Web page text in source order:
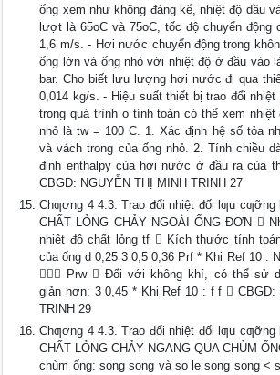
ống xem như không đáng kể, nhiệt độ dầu
lượt là 65oC và 75oC, tốc độ chuyển động
1,6 m/s. - Hơi nước chuyển động trong
ống lớn và ống nhỏ với nhiệt độ ở đầu vào
bar. Cho biết lưu lượng hơi nước đi qua
0,014 kg/s. - Hiệu suất thiết bị trao đổi
trong quá trình o tính toán có thể xem nhiệt
nhỏ là tw = 100 C. 1. Xác định hệ số tỏa
và vách trong của ống nhỏ. 2. Tính chiều
định enthalpy của hơi nước ở đầu ra của
CBGD: NGUYỄN THỊ MINH TRINH 27
Chƣơng 4 4.3. Trao đổi nhiệt đối lƣu
CHẤT LỎNG CHẢY NGOÀI ỐNG ĐƠN 
nhiệt độ chất lỏng tf  Kích thước tính
của ống d 0,25 3 0,5 0,36 Prf * Khi Ref 10 :
 Prw  Đối với không khí, có thể sử
giản hơn: 3 0,45 * Khi Ref 10 : f f  CBGD:
TRINH 29
Chƣơng 4 4.3. Trao đổi nhiệt đối lƣu
CHẤT LỎNG CHẢY NGANG QUA CHÙM
chùm ống: song song và so le song song <